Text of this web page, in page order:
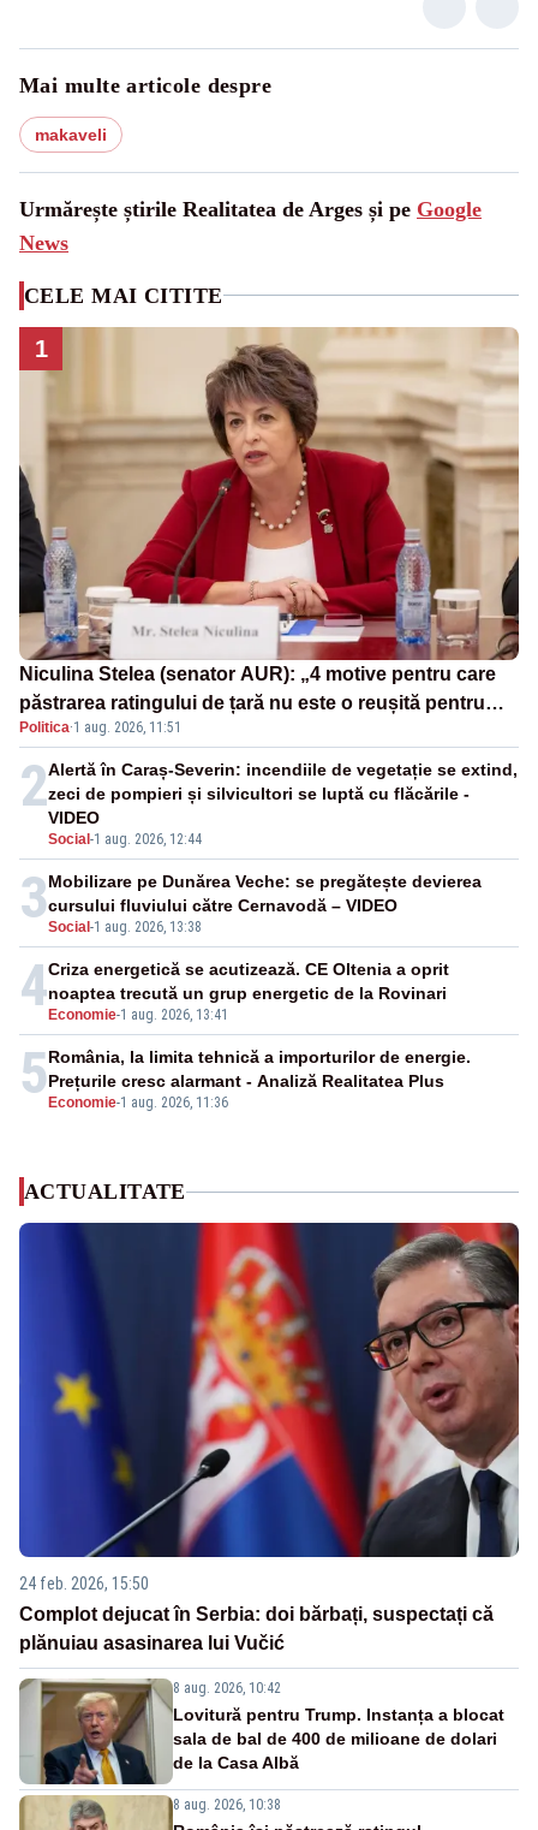
Mai multe articole despre
makaveli
Urmărește știrile Realitatea de Arges și pe Google
News
CELE MAI CITITE
1
Niculina Stelea (senator AUR): „4 motive pentru care
păstrarea ratingului de țară nu este o reușită pentru
Guvernul Bolojan”
Politica·1 aug. 2026, 11:51
2
Social -1 aug. 2026, 12:44
Alertă în Caraș-Severin: incendiile de vegetație se extind,
zeci de pompieri și silvicultori se luptă cu flăcările -
VIDEO
3Social -1 aug. 2026, 13:38
Mobilizare pe Dunărea Veche: se pregătește devierea
cursului fluviului către Cernavodă – VIDEO
4 Economie-1 aug. 2026, 13:41
Criza energetică se acutizează. CE Oltenia a oprit
noaptea trecută un grup energetic de la Rovinari
5 Economie-1 aug. 2026, 11:36
România, la limita tehnică a importurilor de energie.
Prețurile cresc alarmant - Analiză Realitatea Plus
ACTUALITATE
24 feb. 2026, 15:50
Complot dejucat în Serbia: doi bărbați, suspectați că
plănuiau asasinarea lui Vučić
8 aug. 2026, 10:42
Lovitură pentru Trump. Instanța a blocat
sala de bal de 400 de milioane de dolari
de la Casa Albă
8 aug. 2026, 10:38